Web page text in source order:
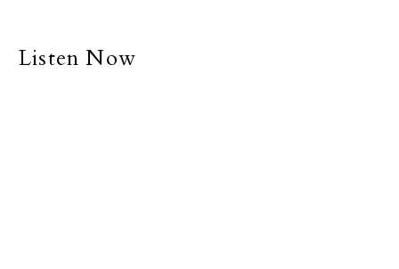
Listen Now